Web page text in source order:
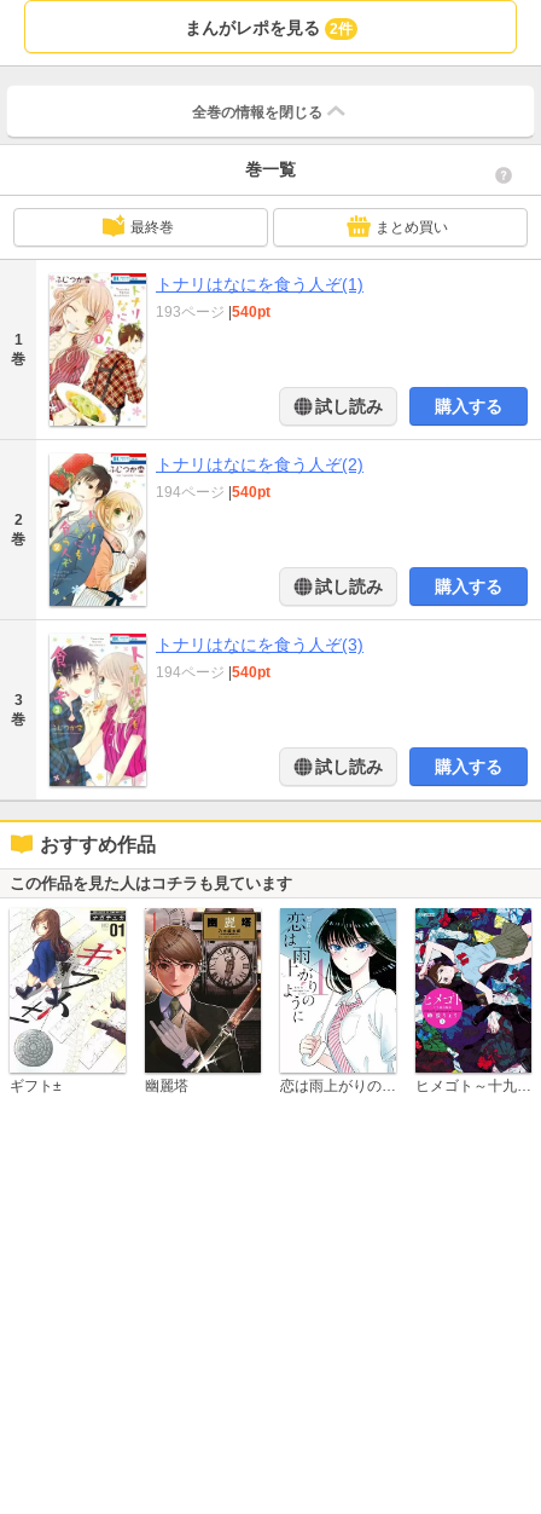
まんがレポを見る 2件
全巻の情報を 閉じる
巻一覧
最終巻 まとめ買い
1
巻
トナリはなにを食う人ぞ(1)
193ページ 540pt
試し読み 購入する
2
巻
トナリはなにを食う人ぞ(2)
194ページ 540pt
試し読み 購入する
3
巻
トナリはなにを食う人ぞ(3)
194ページ 540pt
試し読み 購入する
おすすめ作品
この作品を見た人はコチラも見ています
ギフト± 幽麗塔 恋は雨上がりのように ヒメゴト～十九歳の制服～